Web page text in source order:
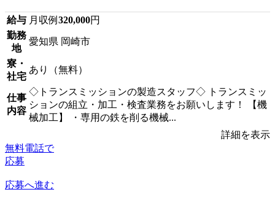
給与 月収例 320,000円
勤務
地
愛知県 岡崎市
寮・
社宅
あり（無料）
仕事
内容
◇トランスミッションの製造スタッフ◇ トランスミッ
ションの組立・加工・検査業務をお願いします！ 【機
械加工】 ・専用の鉄を削る機械...
詳細を表示
無料電話で
応募
応募へ進む